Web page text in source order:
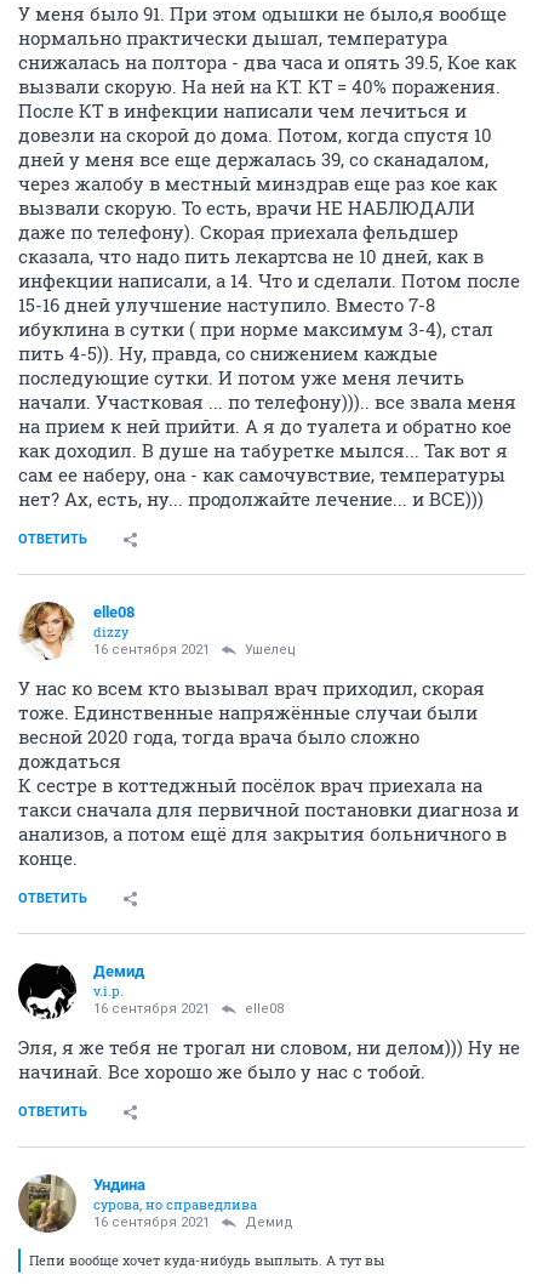
У меня было 91. При этом одышки не было,я вообще
нормально практически дышал, температура
снижалась на полтора - два часа и опять 39.5, Кое как
вызвали скорую. На ней на КТ. КТ = 40% поражения.
После КТ в инфекции написали чем лечиться и
довезли на скорой до дома. Потом, когда спустя 10
дней у меня все еще держалась 39, со сканадалом,
через жалобу в местный минздрав еще раз кое как
вызвали скорую. То есть, врачи НЕ НАБЛЮДАЛИ
даже по телефону). Скорая приехала фельдшер
сказала, что надо пить лекартсва не 10 дней, как в
инфекции написали, а 14. Что и сделали. Потом после
15-16 дней улучшение наступило. Вместо 7-8
ибуклина в сутки ( при норме максимум 3-4), стал
пить 4-5)). Ну, правда, со снижением каждые
последующие сутки. И потом уже меня лечить
начали. Участковая ... по телефону))).. все звала меня
на прием к ней прийти. А я до туалета и обратно кое
как доходил. В душе на табуретке мылся... Так вот я
сам ее наберу, она - как самочувствие, температуры
нет? Ах, есть, ну... продолжайте лечение... и ВСЕ)))
ОТВЕТИТЬ
elle08
dizzy
16 сентября 2021 Ушелец
У нас ко всем кто вызывал врач приходил, скорая
тоже. Единственные напряжённые случаи были
весной 2020 года, тогда врача было сложно
дождаться
К сестре в коттеджный посёлок врач приехала на
такси сначала для первичной постановки диагноза и
анализов, а потом ещё для закрытия больничного в
конце.
ОТВЕТИТЬ
Демид
v.i.p.
16 сентября 2021 elle08
Эля, я же тебя не трогал ни словом, ни делом))) Ну не
начинай. Все хорошо же было у нас с тобой.
ОТВЕТИТЬ
Ундинa
сурова, но справедлива
16 сентября 2021 Демид
Пепи вообще хочет куда-нибудь выплыть. А тут вы